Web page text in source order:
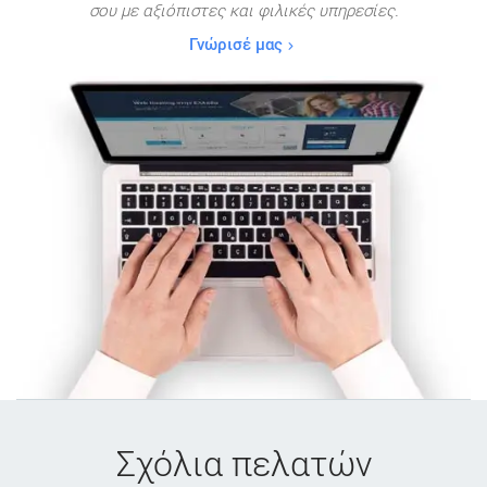
σου με αξιόπιστες και φιλικές υπηρεσίες.
Γνώρισέ μας
Σχόλια πελατών